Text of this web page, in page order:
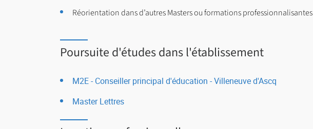
Réorientation dans d’autres Masters ou formations professionnalisantes
Poursuite d'études dans l'établissement
M2E - Conseiller principal d'éducation - Villeneuve d'Ascq
Master Lettres